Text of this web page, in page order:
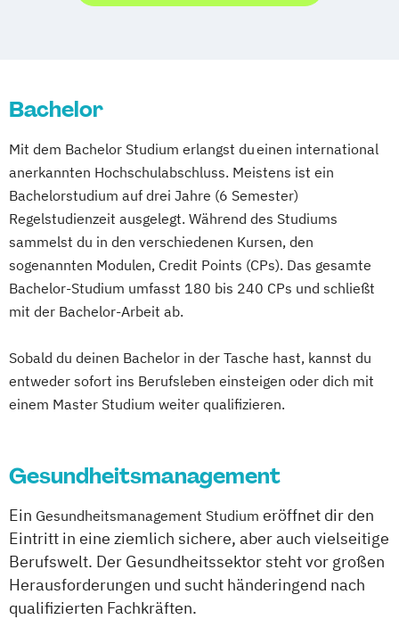
Medizinisches Management
Bachelor
Mit dem Bachelor Studium erlangst du einen international
anerkannten Hochschulabschluss. Meistens ist ein
Bachelorstudium auf drei Jahre (6 Semester)
Regelstudienzeit ausgelegt. Während des Studiums
sammelst du in den verschiedenen Kursen, den
sogenannten Modulen, Credit Points (CPs). Das gesamte
Bachelor-Studium umfasst 180 bis 240 CPs und schließt
mit der Bachelor-Arbeit ab.
Sobald du deinen Bachelor in der Tasche hast, kannst du
entweder sofort ins Berufsleben einsteigen oder dich mit
einem Master Studium weiter qualifizieren.
Gesundheitsmanagement
Ein Gesundheitsmanagement Studium eröffnet dir den
Eintritt in eine ziemlich sichere, aber auch vielseitige
Berufswelt. Der Gesundheitssektor steht vor großen
Herausforderungen und sucht händeringend nach
qualifizierten Fachkräften.